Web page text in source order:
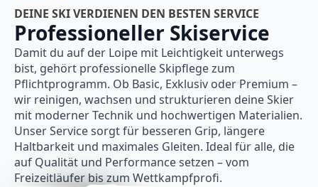
DEINE SKI VERDIENEN DEN BESTEN SERVICE
Professioneller Skiservice
Damit du auf der Loipe mit Leichtigkeit unterwegs
bist, gehört professionelle Skipflege zum
Pflichtprogramm. Ob Basic, Exklusiv oder Premium –
wir reinigen, wachsen und strukturieren deine Skier
mit moderner Technik und hochwertigen Materialien.
Unser Service sorgt für besseren Grip, längere
Haltbarkeit und maximales Gleiten. Ideal für alle, die
auf Qualität und Performance setzen – vom
Freizeitläufer bis zum Wettkampfprofi.